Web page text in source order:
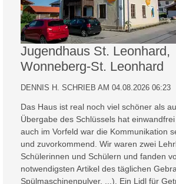
Jugendhaus St. Leonhard,
Wonneberg-St. Leonhard
DENNIS H. SCHRIEB AM 04.08.2026 06:23
Das Haus ist real noch viel schöner als
Übergabe des Schlüssels hat
auch im Vorfeld war die Kommunikation
und zuvorkommend. Wir waren zwei
Schülerinnen und Schülern und fanden
notwendigsten Artikel des täglichen
Spülmaschinenpulver, ...). Ein Lidl für